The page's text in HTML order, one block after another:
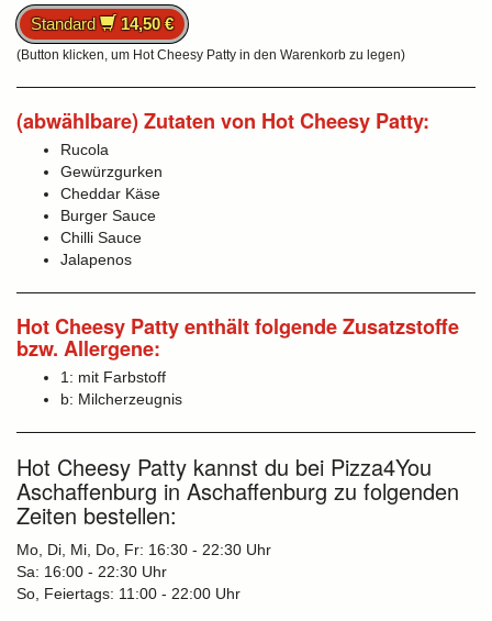
Standard 14,50 €
(Button klicken, um Hot Cheesy Patty in den Warenkorb zu legen)
(abwählbare) Zutaten von Hot Cheesy Patty:
Rucola
Gewürzgurken
Cheddar Käse
Burger Sauce
Chilli Sauce
Jalapenos
Hot Cheesy Patty enthält folgende Zusatzstoffe
bzw. Allergene:
1: mit Farbstoff
b: Milcherzeugnis
Hot Cheesy Patty kannst du bei Pizza4You
Aschaffenburg in Aschaffenburg zu folgenden
Zeiten bestellen:
Mo, Di, Mi, Do, Fr: 16:30 - 22:30 Uhr
Sa: 16:00 - 22:30 Uhr
So, Feiertags: 11:00 - 22:00 Uhr